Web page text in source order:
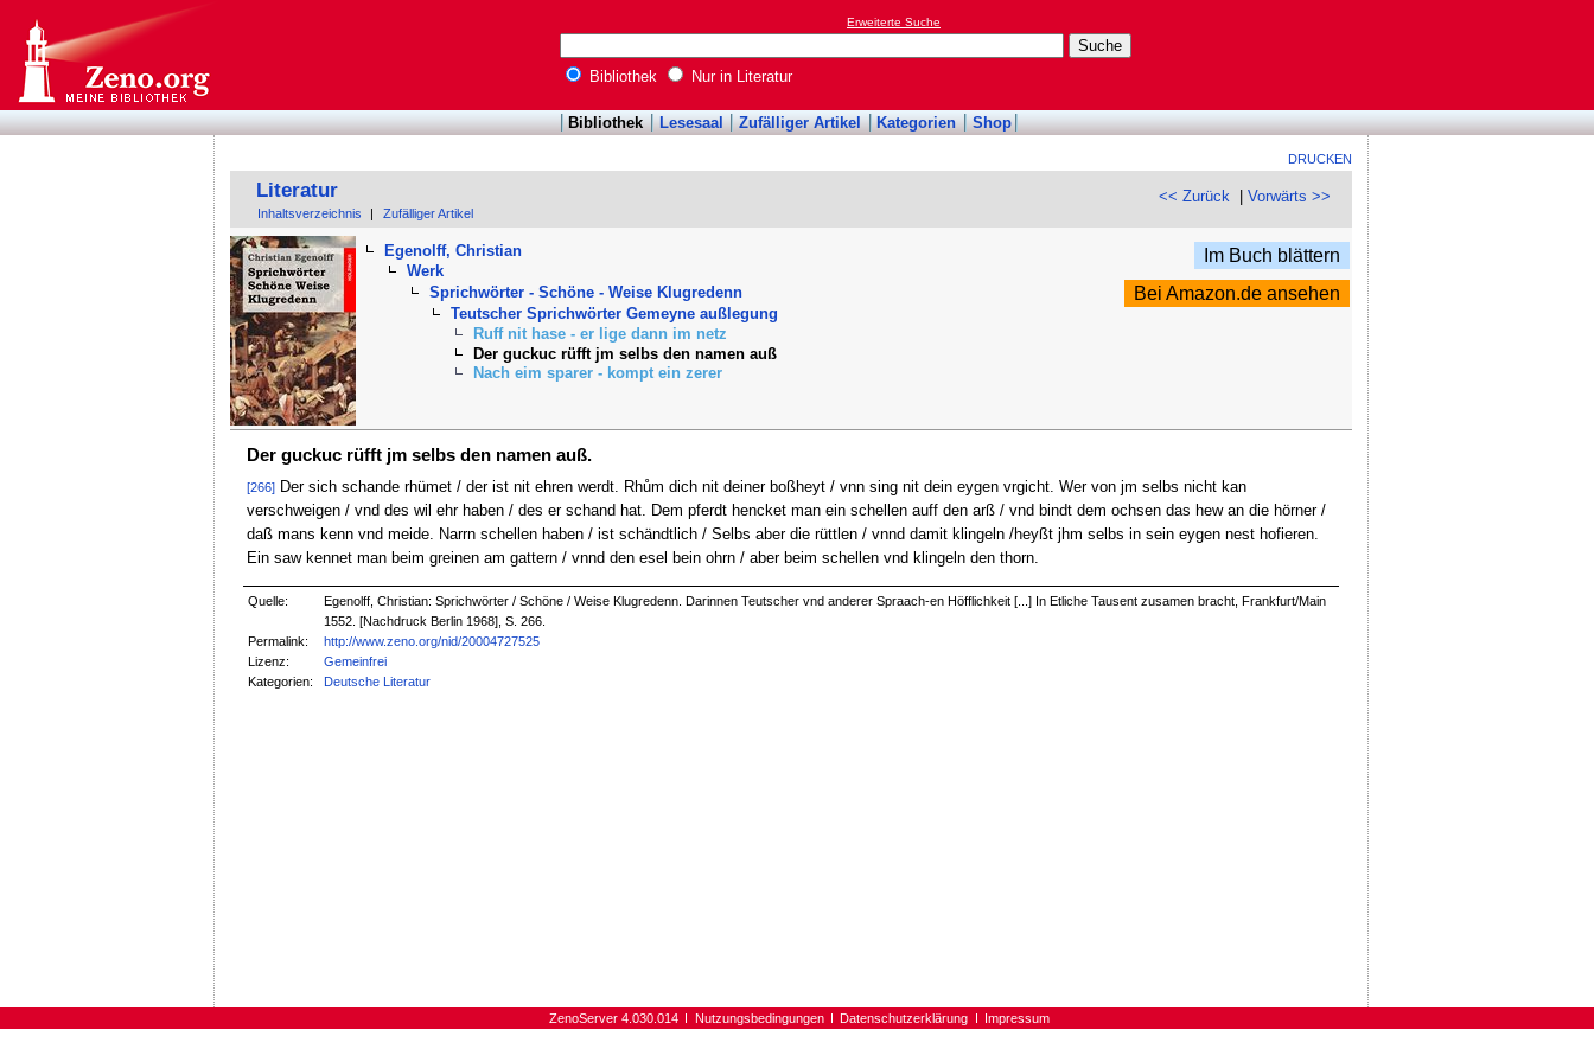
Erweiterte Suche
Bibliothek Nur in Literatur
Bibliothek Lesesaal Zufälliger Artikel Kategorien Shop
DRUCKEN
<< Zurück |Vorwärts >>
Literatur
Inhaltsverzeichnis Zufälliger Artikel
Egenolff, Christian
Werk
Sprichwörter - Schöne - Weise Klugredenn
Teutscher Sprichwörter Gemeyne außlegung
Ruff nit hase - er lige dann im netz
Der guckuc rüfft jm selbs den namen auß
Nach eim sparer - kompt ein zerer
Im Buch blättern
Bei Amazon.de ansehen
Der guckuc rüfft jm selbs den namen auß.
[266]Der sich schande rhümet / der ist nit ehren werdt. Rhům dich nit deiner boßheyt / vnn sing nit dein eygen vrgicht. Wer von jm selbs nicht kan
verschweigen / vnd des wil ehr haben / des er schand hat. Dem pferdt hencket man ein schellen auff den arß / vnd bindt dem ochsen das hew an die hörner /
daß mans kenn vnd meide. Narrn schellen haben / ist schändtlich / Selbs aber die rüttlen / vnnd damit klingeln /heyßt jhm selbs in sein eygen nest hofieren.
Ein saw kennet man beim greinen am gattern / vnnd den esel bein ohrn / aber beim schellen vnd klingeln den thorn.
Quelle:
Egenolff, Christian: Sprichwörter / Schöne / Weise Klugredenn. Darinnen Teutscher vnd anderer Spraach-en Höfflichkeit [...] In Etliche Tausent zusamen bracht, Frankfurt/Main
1552. [Nachdruck Berlin 1968], S. 266.
Permalink:
http://www.zeno.org/nid/20004727525
Lizenz:
Gemeinfrei
Kategorien:
Deutsche Literatur
ZenoServer 4.030.014 Nutzungsbedingungen Datenschutzerklärung Impressum